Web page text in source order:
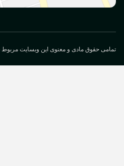
حقوق مادی و معنوی این وبسایت مربوط به